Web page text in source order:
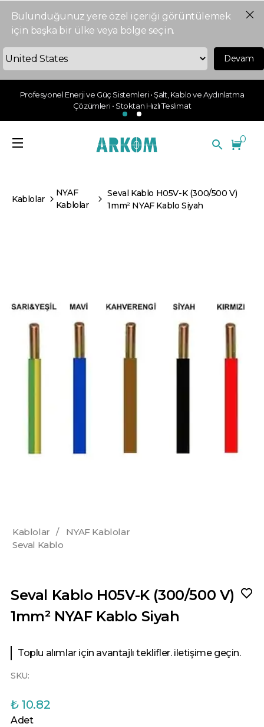
Bulunduğunuz yere özel içeriği görüntülemek
için başka bir ülke veya bölge seçin.
Devam
Profesyonel Enerji ve Güç Sistemleri • Şalt, Kablo ve Aydınlatma
Çözümleri • Stoktan Hızlı Teslimat
0
Kablolar
NYAF
Kablolar
Seval Kablo H05V-K (300/500 V)
1mm² NYAF Kablo Siyah
Kablolar /
NYAF Kablolar
Seval Kablo
Seval Kablo H05V-K (300/500 V)
1mm² NYAF Kablo Siyah
Toplu alımlar için avantajlı teklifler. iletişime geçin.
SKU:
₺ 10.82
Adet